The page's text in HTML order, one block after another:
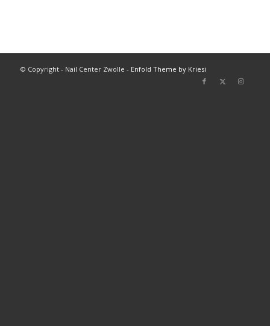
© Copyright - Nail Center Zwolle - Enfold Theme by Kriesi